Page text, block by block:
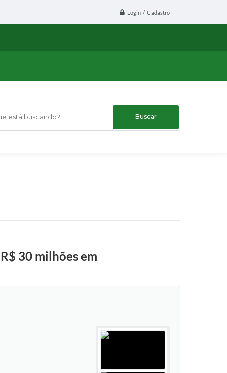
Login / Cadastro
está buscando?
30 milhões em